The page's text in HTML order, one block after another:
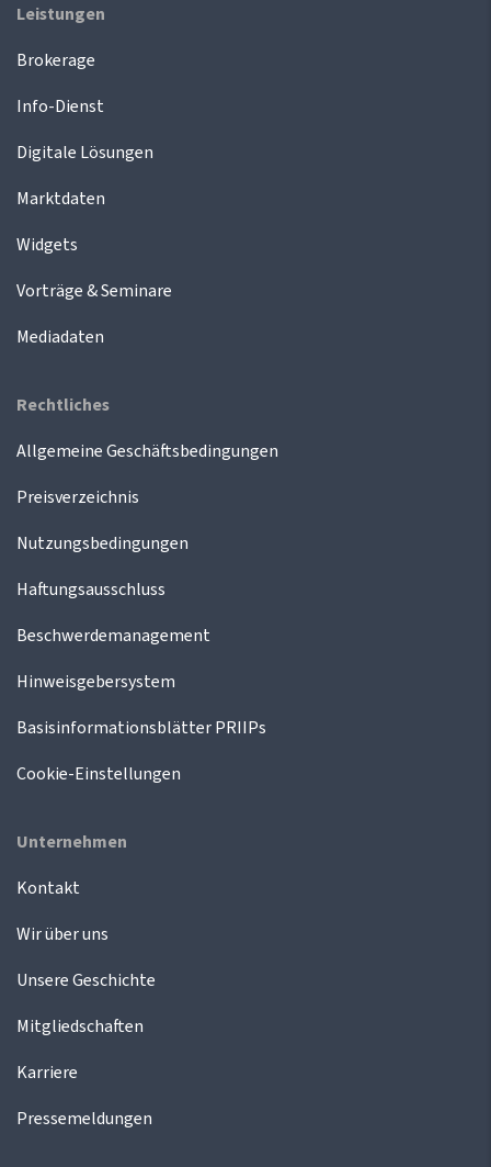
Leistungen
Brokerage
Info-Dienst
Digitale Lösungen
Marktdaten
Widgets
Vorträge & Seminare
Mediadaten
Rechtliches
Allgemeine Geschäftsbedingungen
Preisverzeichnis
Nutzungsbedingungen
Haftungsausschluss
Beschwerdemanagement
Hinweisgebersystem
Basisinformationsblätter PRIIPs
Cookie-Einstellungen
Unternehmen
Kontakt
Wir über uns
Unsere Geschichte
Mitgliedschaften
Karriere
Pressemeldungen